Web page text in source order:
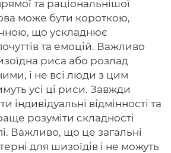
та раціональнішої
може бути короткою,
що ускладнює
та емоцій. Важливо
риса або розлад
і не всі люди з цим
усі ці риси. Завжди
індивідуальні відмінності та
розуміти складності
Важливо, що це загальні
для шизоїдів і не можуть